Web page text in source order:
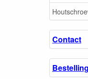
Contact